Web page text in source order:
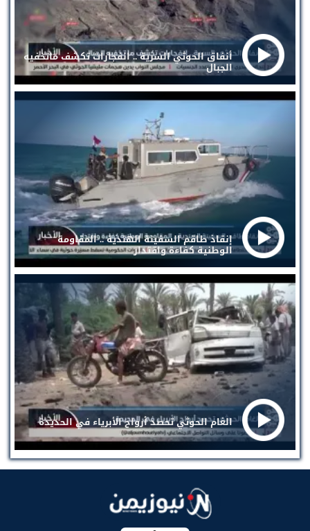
أنفاق الحوثي السرية .. انفجارات تكشف ماتخفيه
الجبال
إنقاذ طاقم السفينة الهندية .. المقاومة
الوطنية كفاءة واقتدار
الغام الحوثي تحصد أرواح الأبرياء في الحديدة